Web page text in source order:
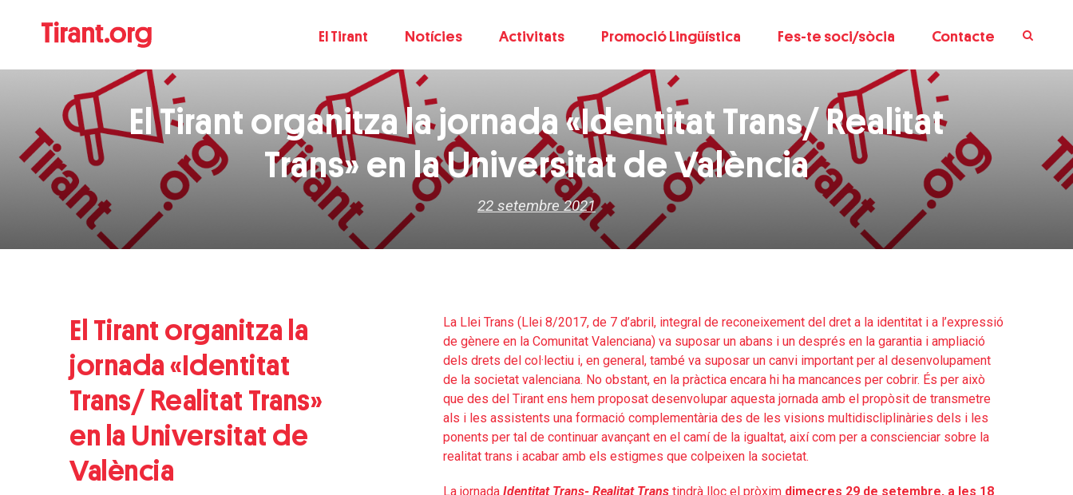
El Tirant Notícies Activitats Promoció Lingüística Fes-te soci/sòcia Contacte
El Tirant organitza la jornada «Identitat Trans/ Realitat
Trans» en la Universitat de València
22 setembre 2021
El Tirant organitza la
jornada «Identitat
Trans/ Realitat Trans»
en la Universitat de
València
La Llei Trans (Llei 8/2017, de 7 d’abril, integral de reconeixement del dret a la identitat i a l’expressió
de gènere en la Comunitat Valenciana) va suposar un abans i un després en la garantia i ampliació
dels drets del col·lectiu i, en general, també va suposar un canvi important per al desenvolupament
de la societat valenciana. No obstant, en la pràctica encara hi ha mancances per cobrir. És per això
que des del Tirant ens hem proposat desenvolupar aquesta jornada amb el propòsit de transmetre
als i les assistents una formació complementària des de les visions multidiscliplinàries dels i les
ponents per tal de continuar avançant en el camí de la igualtat, així com per a conscienciar sobre la
realitat trans i acabar amb els estigmes que colpeixen la societat.
La jornada Identitat Trans- Realitat Trans tindrà lloc el pròxim dimecres 29 de setembre, a les 18